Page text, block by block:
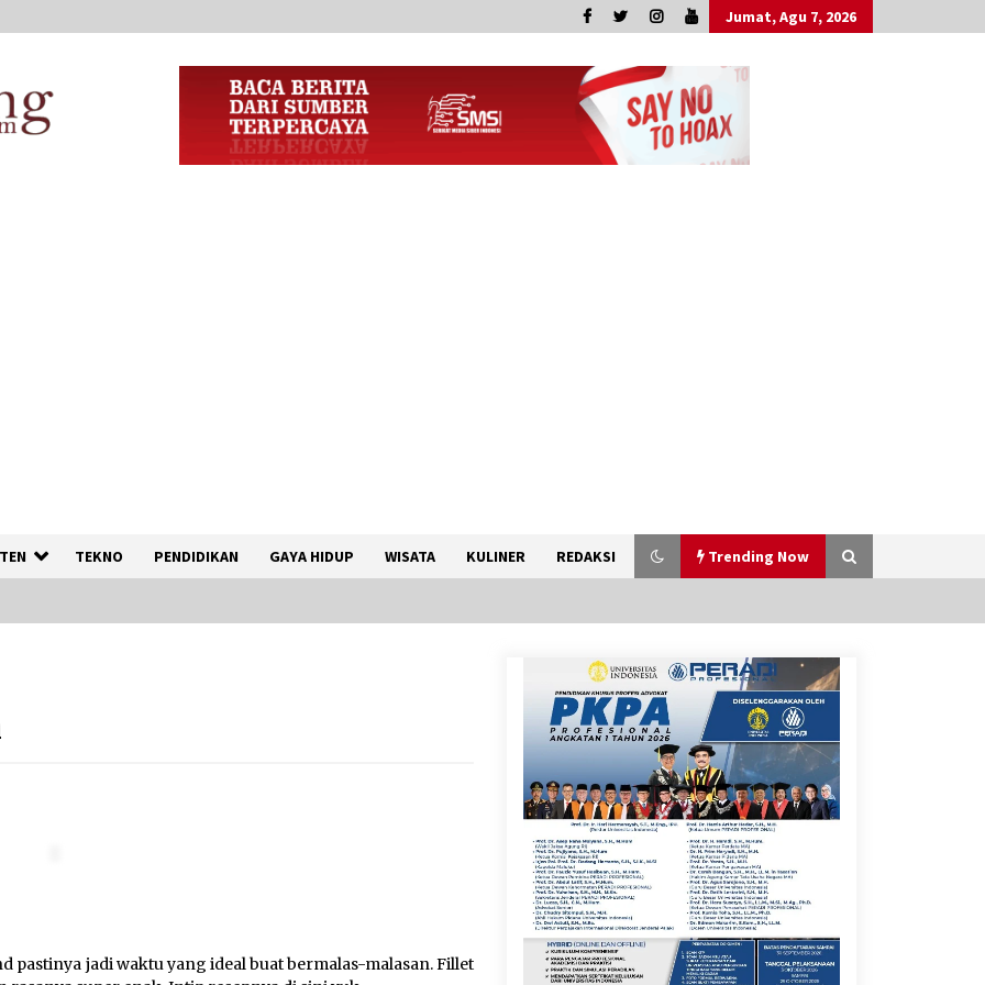
Jumat, Agu 7, 2026
TEKNO PENDIDIKAN GAYA HIDUP WISATA KULINER REDAKSI Trending Now
Kemenkum Malut Dorong
Perlindungan Hak Cipta Musik
di Era Digital, Sosialisasikan
Pencatatan Gratis dan
Penguatan Royalti
6 Agustus 2026
Ditahan
Dukung Ekosistem Kendaraan
Listrik, Wapres Dorong Link
and Match Pendidikan–
Industri
5 Agustus 2026
pastinya jadi waktu yang ideal buat bermalas-malasan. Fillet